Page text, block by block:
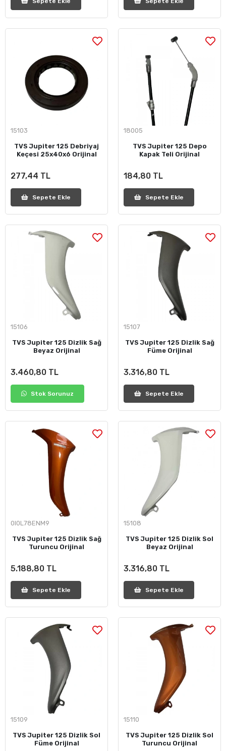
15103
TVS Jupiter 125 Debriyaj
Keçesi 25x40x6 Orijinal
277,44 TL
Sepete Ekle
18005
TVS Jupiter 125 Depo
Kapak Teli Orijinal
184,80 TL
Sepete Ekle
15106
TVS Jupiter 125 Dizlik Sağ
Beyaz Orijinal
3.460,80 TL
Stok Sorunuz
15107
TVS Jupiter 125 Dizlik Sağ
Füme Orijinal
3.316,80 TL
Sepete Ekle
0I0L78ENM9
TVS Jupiter 125 Dizlik Sağ
Turuncu Orijinal
5.188,80 TL
Sepete Ekle
15108
TVS Jupiter 125 Dizlik Sol
Beyaz Orijinal
3.316,80 TL
Sepete Ekle
15109
TVS Jupiter 125 Dizlik Sol
Füme Orijinal
15110
TVS Jupiter 125 Dizlik Sol
Turuncu Orijinal